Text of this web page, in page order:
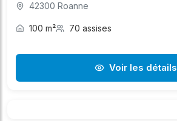
42300 Roanne
100 m² 70 assises
Voir les détails